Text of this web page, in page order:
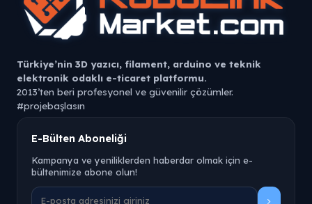
Türkiye’nin 3D yazıcı, filament, arduino ve teknik
elektronik odaklı e-ticaret platformu.
2013’ten beri profesyonel ve güvenilir çözümler.
#projebaşlasın
teknik elektronik bileşenler alanında uzmanlaşmış Türkiye
merkezli bir e-ticaret platformudur.
PLA, PETG, TPU, ABS gibi filament türlerinden 3D yazıcı
yedek parçalarına, elektronik geliştirme kartlarından
E-Bülten Aboneliği
Kampanya ve yeniliklerden haberdar olmak için e-
bültenimize abone olun!